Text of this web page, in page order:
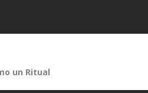
un Ritual